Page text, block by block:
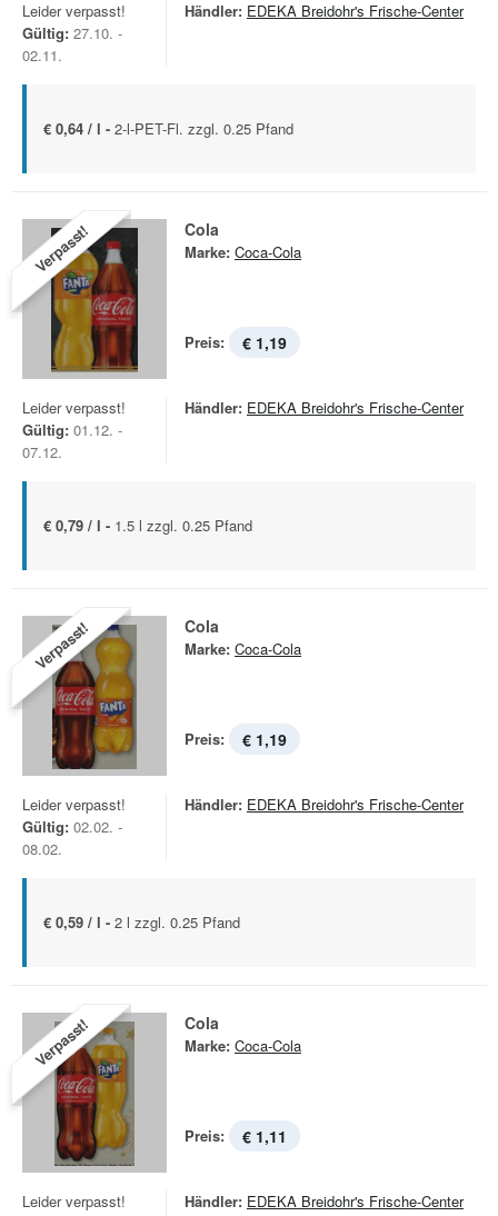
Leider verpasst!
Gültig: 27.10. -
02.11.
Händler: EDEKA Breidohr's Frische-Center
€ 0,64 / l - 2-l-PET-Fl. zzgl. 0.25 Pfand
Verpasst! Cola
Marke: Coca-Cola
Preis: € 1,19
Leider verpasst!
Gültig: 01.12. -
07.12.
Händler: EDEKA Breidohr's Frische-Center
€ 0,79 / l - 1.5 l zzgl. 0.25 Pfand
Verpasst! Cola
Marke: Coca-Cola
Preis: € 1,19
Leider verpasst!
Gültig: 02.02. -
08.02.
Händler: EDEKA Breidohr's Frische-Center
€ 0,59 / l - 2 l zzgl. 0.25 Pfand
Verpasst! Cola
Marke: Coca-Cola
Preis: € 1,11
Leider verpasst!
Händler: EDEKA Breidohr's Frische-Center